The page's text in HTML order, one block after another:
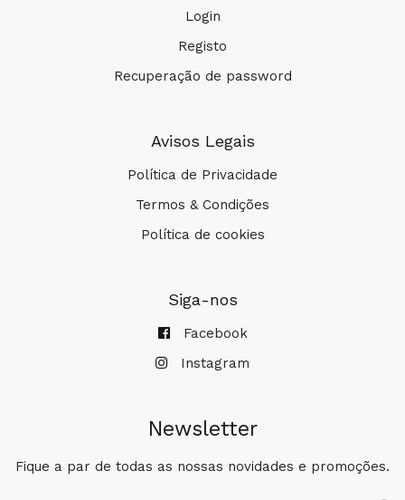
Login
Registo
Recuperação de password
Avisos Legais
Política de Privacidade
Termos & Condições
Política de cookies
Siga-nos
Facebook
Instagram
Newsletter
Fique a par de todas as nossas novidades e promoções.